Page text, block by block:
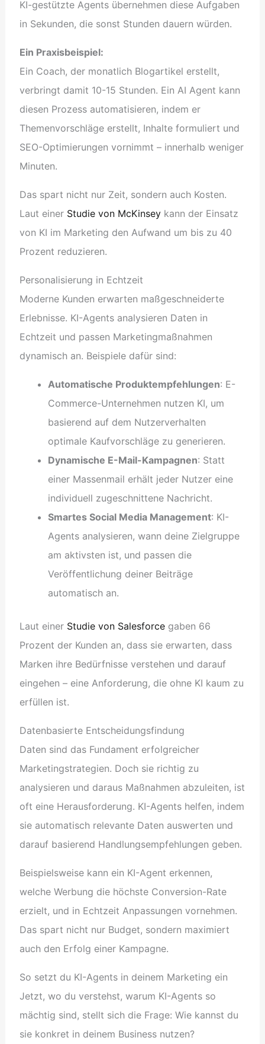
KI-gestützte Agents übernehmen diese Aufgaben
in Sekunden, die sonst Stunden dauern würden.
Ein Praxisbeispiel:
Ein Coach, der monatlich Blogartikel erstellt,
verbringt damit 10-15 Stunden. Ein AI Agent kann
diesen Prozess automatisieren, indem er
Themenvorschläge erstellt, Inhalte formuliert und
SEO-Optimierungen vornimmt – innerhalb weniger
Minuten.
Das spart nicht nur Zeit, sondern auch Kosten.
Laut einer Studie von McKinseykann der Einsatz
von KI im Marketing den Aufwand um bis zu 40
Prozent reduzieren.
Personalisierung in Echtzeit
Moderne Kunden erwarten maßgeschneiderte
Erlebnisse. KI-Agents analysieren Daten in
Echtzeit und passen Marketingmaßnahmen
dynamisch an. Beispiele dafür sind:
Automatische Produktempfehlungen: E-
Commerce-Unternehmen nutzen KI, um
basierend auf dem Nutzerverhalten
optimale Kaufvorschläge zu generieren.
Dynamische E-Mail-Kampagnen: Statt
einer Massenmail erhält jeder Nutzer eine
individuell zugeschnittene Nachricht.
Smartes Social Media Management: KI-
Agents analysieren, wann deine Zielgruppe
am aktivsten ist, und passen die
Veröffentlichung deiner Beiträge
automatisch an.
Laut einer Studie von Salesforcegaben 66
Prozent der Kunden an, dass sie erwarten, dass
Marken ihre Bedürfnisse verstehen und darauf
eingehen – eine Anforderung, die ohne KI kaum zu
erfüllen ist.
Datenbasierte Entscheidungsfindung
Daten sind das Fundament erfolgreicher
Marketingstrategien. Doch sie richtig zu
analysieren und daraus Maßnahmen abzuleiten, ist
oft eine Herausforderung. KI-Agents helfen, indem
sie automatisch relevante Daten auswerten und
darauf basierend Handlungsempfehlungen geben.
Beispielsweise kann ein KI-Agent erkennen,
welche Werbung die höchste Conversion-Rate
erzielt, und in Echtzeit Anpassungen vornehmen.
Das spart nicht nur Budget, sondern maximiert
auch den Erfolg einer Kampagne.
So setzt du KI-Agents in deinem Marketing ein
Jetzt, wo du verstehst, warum KI-Agents so
mächtig sind, stellt sich die Frage: Wie kannst du
sie konkret in deinem Business nutzen?